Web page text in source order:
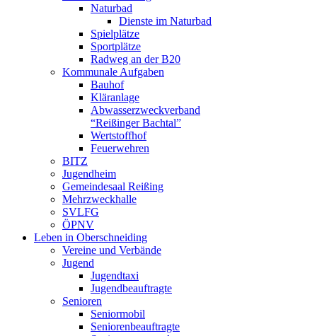
Naturbad
Dienste im Naturbad
Spielplätze
Sportplätze
Radweg an der B20
Kommunale Aufgaben
Bauhof
Kläranlage
Abwasserzweckverband
“Reißinger Bachtal”
Wertstoffhof
Feuerwehren
BITZ
Jugendheim
Gemeindesaal Reißing
Mehrzweckhalle
SVLFG
ÖPNV
Leben in Oberschneiding
Vereine und Verbände
Jugend
Jugendtaxi
Jugendbeauftragte
Senioren
Seniormobil
Seniorenbeauftragte